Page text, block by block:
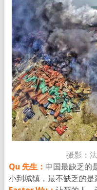
摄影：
Qu 先生： 中国最缺乏的
小到城镇， 最不缺乏的是